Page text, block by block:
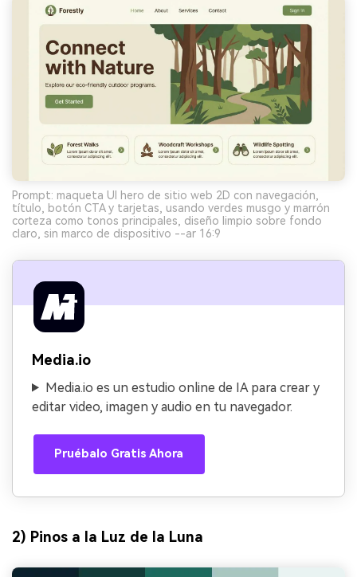
Prompt: maqueta UI hero de sitio web 2D con navegación,
título, botón CTA y tarjetas, usando verdes musgo y marrón
corteza como tonos principales, diseño limpio sobre fondo
claro, sin marco de dispositivo --ar 16:9
Media.io
Media.io es un estudio online de IA para crear y
editar video, imagen y audio en tu navegador.
Pruébalo Gratis Ahora
2) Pinos a la Luz de la Luna